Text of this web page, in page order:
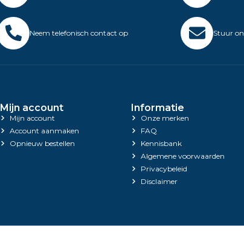
Neem telefonisch contact op Stuur
Mijn account
Mijn account
Account aanmaken
Opnieuw bestellen
Informatie
Onze merken
FAQ
Kennisbank
Algemene voorwaarden
Privacybeleid
Disclaimer